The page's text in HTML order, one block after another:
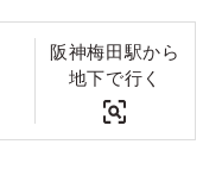
阪神梅田駅から
地下で行く